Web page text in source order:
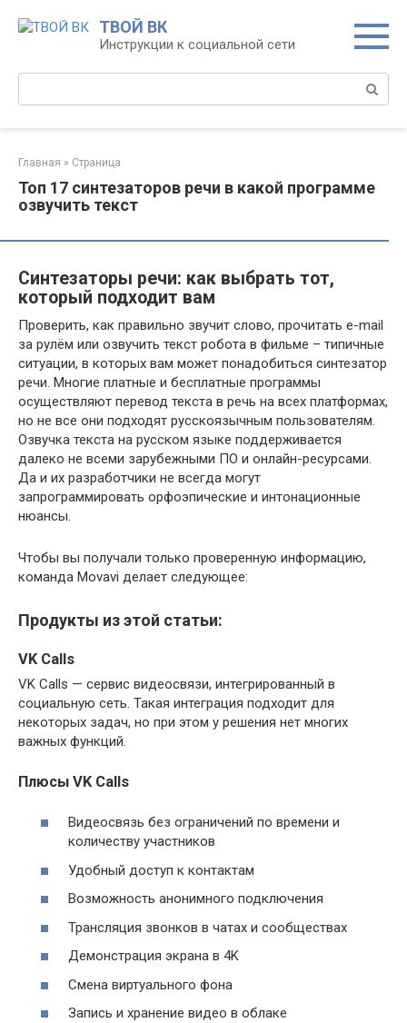
ТВОЙ ВК
Инструкции к социальной сети
Главная » Страница
Топ 17 синтезаторов речи в какой программе
озвучить текст
Синтезаторы речи: как выбрать тот,
который подходит вам
Проверить, как правильно звучит слово, прочитать e-mail
за рулём или озвучить текст робота в фильме – типичные
ситуации, в которых вам может понадобиться синтезатор
речи. Многие платные и бесплатные программы
осуществляют перевод текста в речь на всех платформах,
но не все они подходят русскоязычным пользователям.
Озвучка текста на русском языке поддерживается
далеко не всеми зарубежными ПО и онлайн-ресурсами.
Да и их разработчики не всегда могут
запрограммировать орфоэпические и интонационные
нюансы.
Чтобы вы получали только проверенную информацию,
команда Movavi делает следующее:
Продукты из этой статьи:
VK Calls
VK Calls — сервис видеосвязи, интегрированный в
социальную сеть. Такая интеграция подходит для
некоторых задач, но при этом у решения нет многих
важных функций.
Плюсы VK Calls
Видеосвязь без ограничений по времени и
количеству участников
Удобный доступ к контактам
Возможность анонимного подключения
Трансляция звонков в чатах и сообществах
Демонстрация экрана в 4K
Смена виртуального фона
Запись и хранение видео в облаке